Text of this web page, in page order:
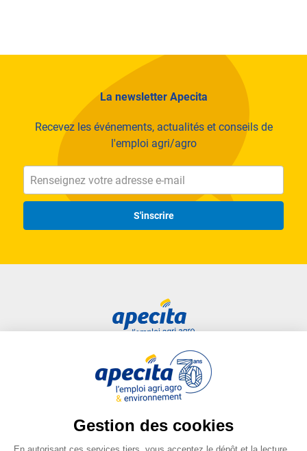
La newsletter Apecita
Recevez les événements, actualités et conseils de
l'emploi agri/agro
S'inscrire
Liens utiles
Plan du site